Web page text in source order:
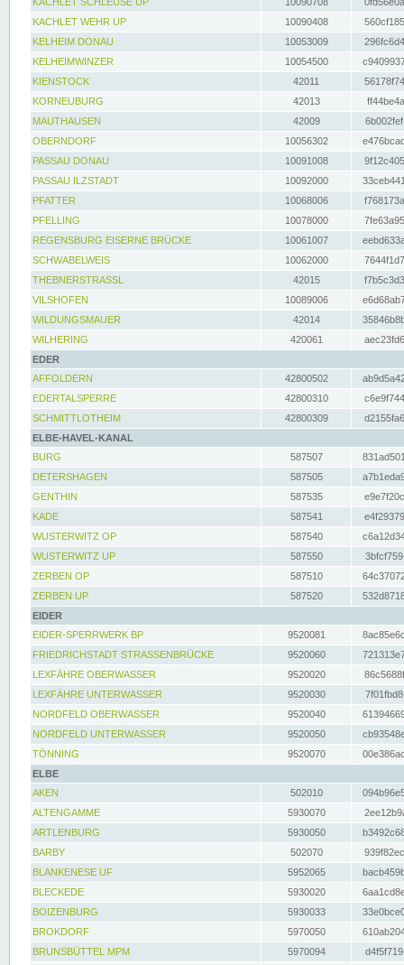
KACHLET WEHR UP
10090408
KELHEIM DONAU
10053009
KELHEIMWINZER
10054500
KIENSTOCK
42011
KORNEUBURG
42013
MAUTHAUSEN
42009
OBERNDORF
10056302
PASSAU DONAU
10091008
PASSAU ILZSTADT
10092000
PFATTER
10068006
PFELLING
10078000
REGENSBURG EISERNE BRÜCKE
10061007
SCHWABELWEIS
10062000
THEBNERSTRASSL
42015
VILSHOFEN
10089006
WILDUNGSMAUER
42014
WILHERING
420061
EDER
AFFOLDERN
42800502
EDERTALSPERRE
42800310
SCHMITTLOTHEIM
42800309
ELBE-HAVEL-KANAL
BURG
587507
DETERSHAGEN
587505
GENTHIN
587535
KADE
587541
WUSTERWITZ OP
587540
WUSTERWITZ UP
587550
ZERBEN OP
587510
ZERBEN UP
587520
EIDER
EIDER-SPERRWERK BP
9520081
FRIEDRICHSTADT STRASSENBRÜCKE
9520060
LEXFÄHRE OBERWASSER
9520020
LEXFÄHRE UNTERWASSER
9520030
NORDFELD OBERWASSER
9520040
NORDFELD UNTERWASSER
9520050
TÖNNING
9520070
ELBE
AKEN
502010
ALTENGAMME
5930070
ARTLENBURG
5930050
BARBY
502070
BLANKENESE UF
5952065
BLECKEDE
5930020
BOIZENBURG
5930033
BROKDORF
5970050
BRUNSBÜTTEL MPM
5970094